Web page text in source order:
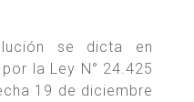
se dicta en
la Ley N° 24.425
19 de diciembre